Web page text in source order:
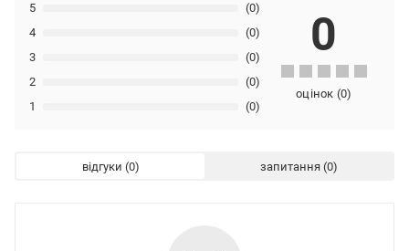
1 (0)
2 (0)
3 (0)
4 (0)
5 (0)
0
оцінок (0)
відгуки запитання